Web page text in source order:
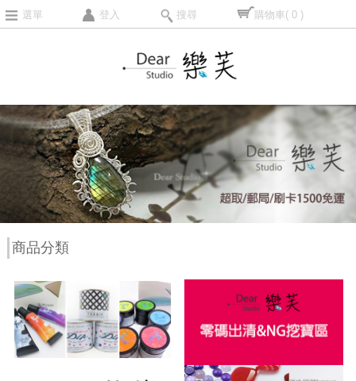
選單 登入 搜尋 購物車( 0 )
商品分類